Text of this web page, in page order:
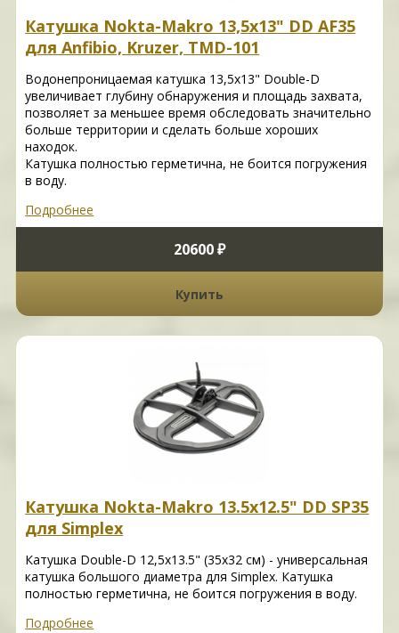
Катушка Nokta-Makro 13,5х13" DD AF35
для Anfibio, Kruzer, TMD-101
Водонепроницаемая катушка 13,5х13" Double-D
увеличивает глубину обнаружения и площадь захвата,
позволяет за меньшее время обследовать значительно
больше территории и сделать больше хороших
находок.
Катушка полностью герметична, не боится погружения
в воду.
Подробнее
20600 ₽
Купить
Катушка Nokta-Makro 13.5х12.5" DD SP35
для Simplex
Катушка Double-D 12,5x13.5" (35х32 см) - универсальная
катушка большого диаметра для Simplex. Катушка
полностью герметична, не боится погружения в воду.
Подробнее